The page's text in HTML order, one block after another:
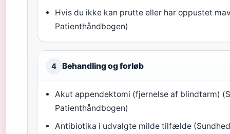
Hvis du ikke kan prutte eller har oppustet
Patienthåndbogen)
4 Behandling og forløb
Akut appendektomi (fjernelse af blindtarm)
Patienthåndbogen)
Antibiotika i udvalgte milde tilfælde